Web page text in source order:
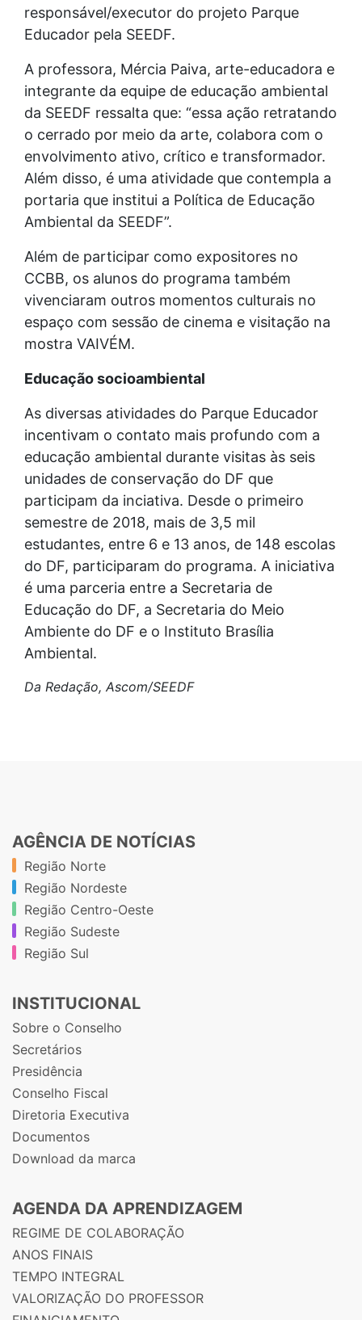
responsável/executor do projeto Parque
Educador pela SEEDF.
A professora, Mércia Paiva, arte-educadora e
integrante da equipe de educação ambiental
da SEEDF ressalta que: “essa ação retratando
o cerrado por meio da arte, colabora com o
envolvimento ativo, crítico e transformador.
Além disso, é uma atividade que contempla a
portaria que institui a Política de Educação
Ambiental da SEEDF”.
Além de participar como expositores no
CCBB, os alunos do programa também
vivenciaram outros momentos culturais no
espaço com sessão de cinema e visitação na
mostra VAIVÉM.
Educação socioambiental
As diversas atividades do Parque Educador
incentivam o contato mais profundo com a
educação ambiental durante visitas às seis
unidades de conservação do DF que
participam da inciativa. Desde o primeiro
semestre de 2018, mais de 3,5 mil
estudantes, entre 6 e 13 anos, de 148 escolas
do DF, participaram do programa. A iniciativa
é uma parceria entre a Secretaria de
Educação do DF, a Secretaria do Meio
Ambiente do DF e o Instituto Brasília
Ambiental.
Da Redação, Ascom/SEEDF
AGÊNCIA DE NOTÍCIAS
Região Norte
Região Nordeste
Região Centro-Oeste
Região Sudeste
Região Sul
INSTITUCIONAL
Sobre o Conselho
Secretários
Presidência
Conselho Fiscal
Diretoria Executiva
Documentos
Download da marca
AGENDA DA APRENDIZAGEM
REGIME DE COLABORAÇÃO
ANOS FINAIS
TEMPO INTEGRAL
VALORIZAÇÃO DO PROFESSOR